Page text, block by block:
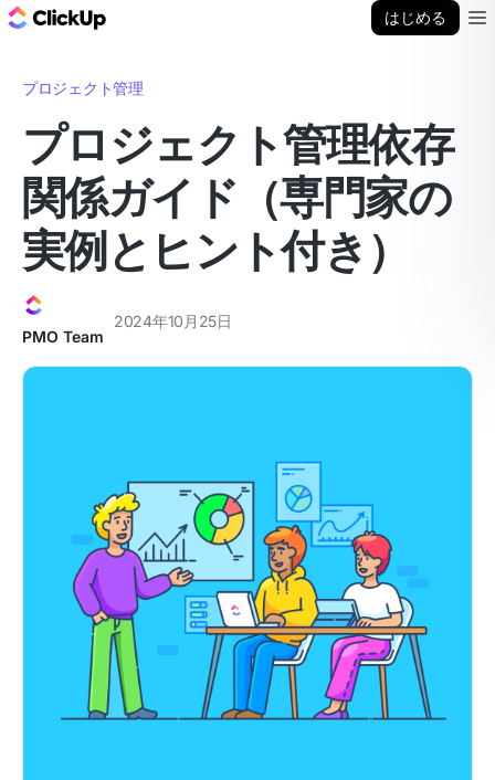
はじめる
プロジェクト管理
プロジェクト管理依存
関係ガイド（専門家の
実例とヒント付き）
PMO Team
2024年10月25日